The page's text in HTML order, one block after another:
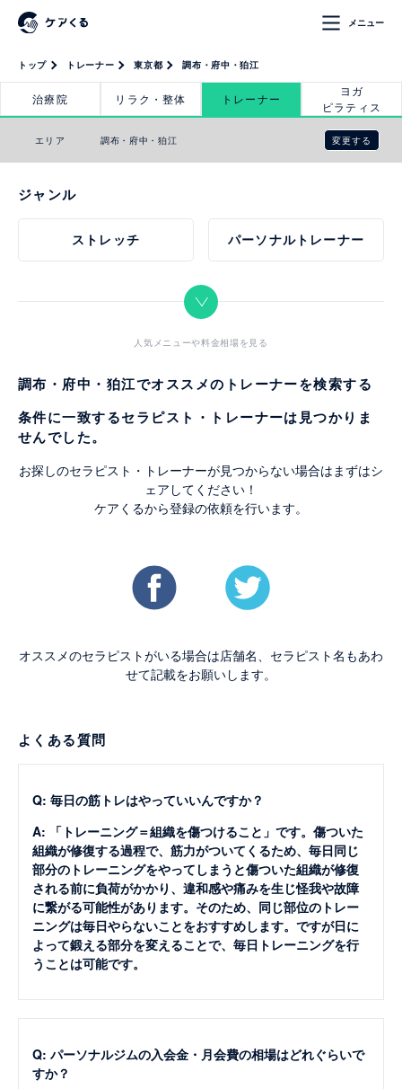
メニュー
トップ トレーナー 東京都 調布・府中・狛江
治療院 リラク・整体 トレーナー
ヨガ
ピラティス
エリア 調布・府中・狛江 変更する
ジャンル
ストレッチ パーソナルトレーナー
人気メニューや料金相場を見る
調布・府中・狛江でオススメのトレーナーを検索する
条件に一致するセラピスト・トレーナーは見つかりま
せんでした。
お探しのセラピスト・トレーナーが見つからない場合はまずはシ
ェアしてください！
ケアくるから登録の依頼を行います。
オススメのセラピストがいる場合は店舗名、セラピスト名もあわ
せて記載をお願いします。
よくある質問
Q: 毎日の筋トレはやっていいんですか？
A: 「トレーニング＝組織を傷つけること」です。傷ついた
組織が修復する過程で、筋力がついてくるため、毎日同じ
部分のトレーニングをやってしまうと傷ついた組織が修復
される前に負荷がかかり、違和感や痛みを生じ怪我や故障
に繋がる可能性があります。そのため、同じ部位のトレー
ニングは毎日やらないことをおすすめします。ですが日に
よって鍛える部分を変えることで、毎日トレーニングを行
うことは可能です。
Q: パーソナルジムの入会金・月会費の相場はどれぐらいで
すか？